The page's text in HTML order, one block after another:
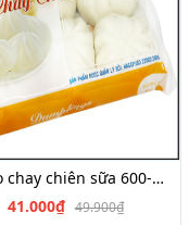
B.bao chay chiên sữa 600-700g
41.000₫ 49.900₫